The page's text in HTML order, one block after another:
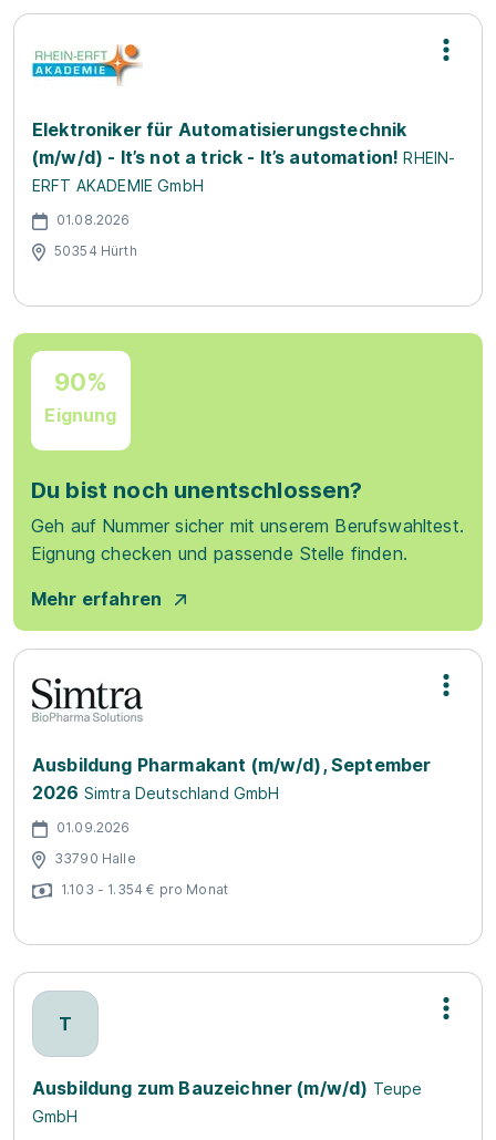
Elektroniker für Automatisierungstechnik
(m/w/d) - It’s not a trick - It’s automation! RHEIN-
ERFT AKADEMIE GmbH
01.08.2026
50354 Hürth
90%
Eignung
Du bist noch unentschlossen?
Geh auf Nummer sicher mit unserem Berufswahltest.
Eignung checken und passende Stelle finden.
Mehr erfahren
Ausbildung Pharmakant (m/w/d), September
2026 Simtra Deutschland GmbH
01.09.2026
33790 Halle
1.103 - 1.354 € pro Monat
T
Ausbildung zum Bauzeichner (m/w/d) Teupe
GmbH